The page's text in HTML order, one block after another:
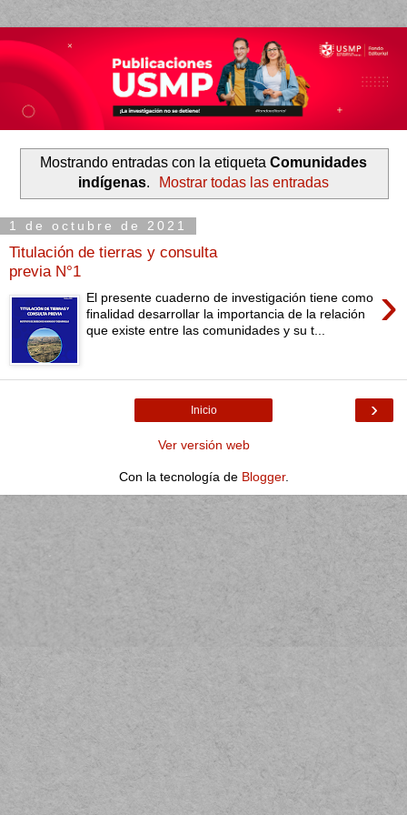
Mostrando entradas con la etiqueta Comunidades
indígenas. Mostrar todas las entradas
1 de octubre de 2021
Titulación de tierras y consulta
previa N°1
›
El presente cuaderno de investigación tiene como
finalidad desarrollar la importancia de la relación
que existe entre las comunidades y su t...
›
Inicio
Ver versión web
Con la tecnología de Blogger.